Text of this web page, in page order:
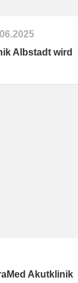
Albstadt wird
Akutklinik